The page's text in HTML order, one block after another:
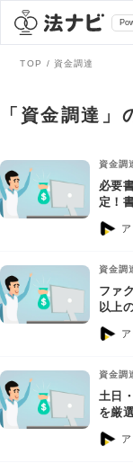
全て
法律相談
債務整理
交通事故
弁護士を探す
おすすめ弁護
AI Search
TOP 資金調達
「資金調達」
資金調
必要
定！
資金調
ファ
以上
資金調
土日
を厳